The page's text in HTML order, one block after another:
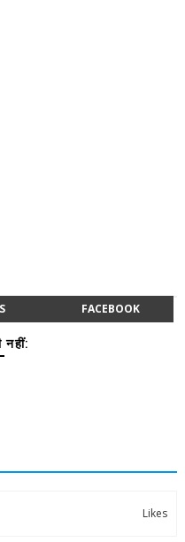
FACEBOOK
नहीं:
Likes